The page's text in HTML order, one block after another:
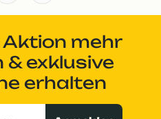
mehr
exklusive
erhalten